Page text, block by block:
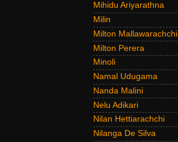
Mihidu Ariyarathna
Milin
Milton Mallawarachchi
Milton Perera
Minoli
Namal Udugama
Nanda Malini
Nelu Adikari
Nilan Hettiarachchi
Nilanga De Silva